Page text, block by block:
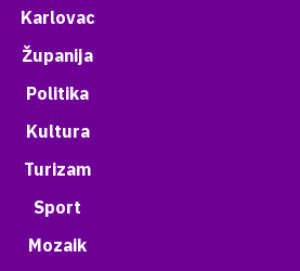
Karlovac
Županija
Politika
Kultura
Turizam
Sport
Mozaik